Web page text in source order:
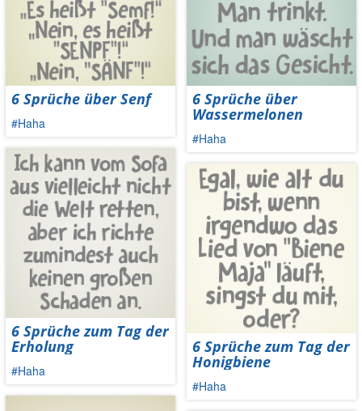
6 Sprüche über Senf
#Haha
6 Sprüche zum Tag der
Erholung
#Haha
6 Sprüche über
Wassermelonen
#Haha
6 Sprüche zum Tag der
Honigbiene
#Haha